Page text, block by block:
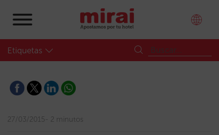
Etiquetas
27/03/2015 2 minutos